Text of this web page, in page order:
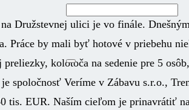
Družstevnej ulici je vo finále.
Práce by mali byť hotové v priebehu
kolotoča na sedenie pre 5
spoločnosť Veríme v Zábavu s.r.o.,
tis. EUR. Naším cieľom je prinavrátiť